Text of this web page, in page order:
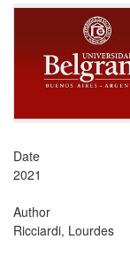
Date
2021
Author
Ricciardi, Lourdes